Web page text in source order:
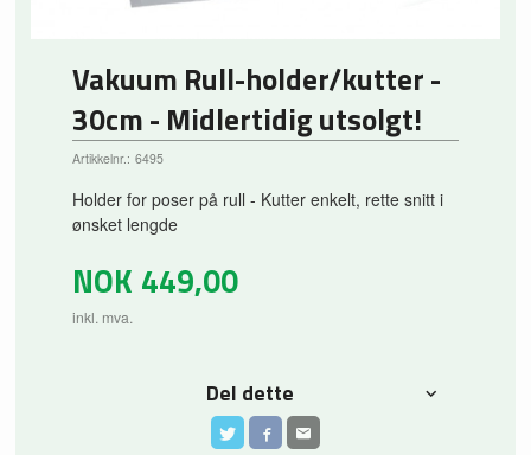
Vakuum Rull-holder/kutter -
30cm - Midlertidig utsolgt!
Artikkelnr.: 6495
Holder for poser på rull - Kutter enkelt, rette snitt i
ønsket lengde
NOK 449,00
inkl. mva.
Del dette